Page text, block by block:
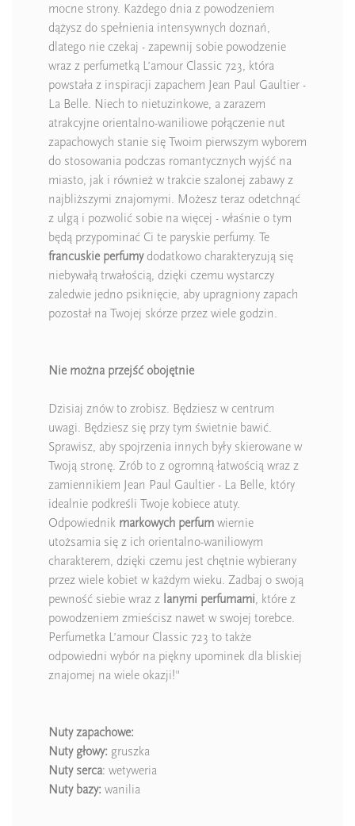
mocne strony. Każdego dnia z powodzeniem
dążysz do spełnienia intensywnych doznań,
dlatego nie czekaj - zapewnij sobie powodzenie
wraz z perfumetką L’amour Classic 723, która
powstała z inspiracji zapachem Jean Paul Gaultier -
La Belle. Niech to nietuzinkowe, a zarazem
atrakcyjne orientalno-waniliowe połączenie nut
zapachowych stanie się Twoim pierwszym wyborem
do stosowania podczas romantycznych wyjść na
miasto, jak i również w trakcie szalonej zabawy z
najbliższymi znajomymi. Możesz teraz odetchnąć
z ulgą i pozwolić sobie na więcej - właśnie o tym
będą przypominać Ci te paryskie perfumy. Te
francuskie perfumydodatkowo charakteryzują się
niebywałą trwałością, dzięki czemu wystarczy
zaledwie jedno psiknięcie, aby upragniony zapach
pozostał na Twojej skórze przez wiele godzin.
Nie można przejść obojętnie
Dzisiaj znów to zrobisz. Będziesz w centrum
uwagi. Będziesz się przy tym świetnie bawić.
Sprawisz, aby spojrzenia innych były skierowane w
Twoją stronę. Zrób to z ogromną łatwością wraz z
zamiennikiem Jean Paul Gaultier - La Belle, który
idealnie podkreśli Twoje kobiece atuty.
Odpowiednik markowych perfum wiernie
utożsamia się z ich orientalno-waniliowym
charakterem, dzięki czemu jest chętnie wybierany
przez wiele kobiet w każdym wieku. Zadbaj o swoją
pewność siebie wraz z lanymi perfumami , które z
powodzeniem zmieścisz nawet w swojej torebce.
Perfumetka L’amour Classic 723 to także
odpowiedni wybór na piękny upominek dla bliskiej
znajomej na wiele okazji!"
Nuty zapachowe:
Nuty głowy: gruszka
Nuty serca: wetyweria
Nuty bazy: wanilia